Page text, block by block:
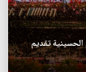
تقديم